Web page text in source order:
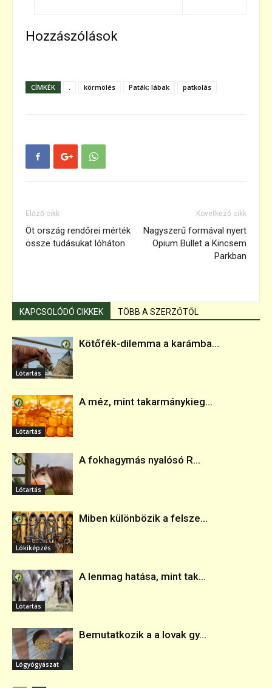
Hozzászólások
CÍMKÉK . körmölés Paták; lábak patkolás
Előző cikk
Öt ország rendőrei mérték
össze tudásukat lóháton
Következő cikk
Nagyszerű formával nyert
Opium Bullet a Kincsem
Parkban
KAPCSOLÓDÓ CIKKEK TÖBB A SZERZŐTŐL
Lótartás
Kötőfék-dilemma a karámba...
Lótartás
A méz, mint takarmánykieg...
Lótartás
A fokhagymás nyalósó R...
Lókiképzés
Miben különbözik a felsze...
Lótartás
A lenmag hatása, mint tak...
Lógyógyászat
Bemutatkozik a a lovak gy...